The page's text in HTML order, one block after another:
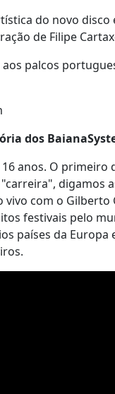
do novo disco
de Filipe
palcos
dos
anos. O
digamos
com o
festivais pelo
países da